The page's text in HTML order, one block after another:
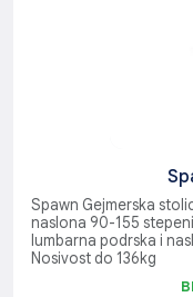
Spawn Gejmerska
naslona 90-155
lumbarna podrska i
Nosivost do 136kg